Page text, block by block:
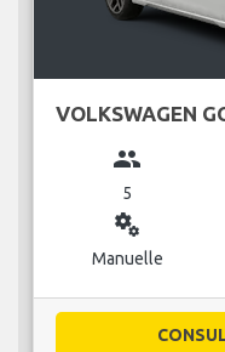
VOLKSWAGEN
group
5
miscellaneous_services
Manuelle